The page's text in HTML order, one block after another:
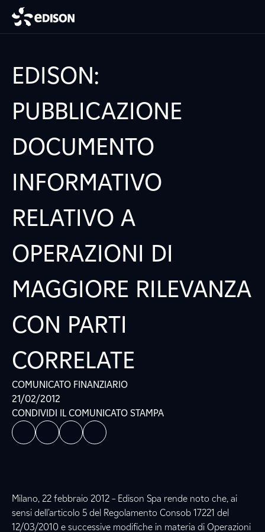
EDISON:
PUBBLICAZIONE
DOCUMENTO
INFORMATIVO
RELATIVO A
OPERAZIONI DI
MAGGIORE RILEVANZA
CON PARTI
CORRELATE
COMUNICATO FINANZIARIO
21/02/2012
CONDIVIDI IL COMUNICATO STAMPA
Milano, 22 febbraio 2012 – Edison Spa rende noto che, ai
sensi dell’articolo 5 del Regolamento Consob 17221 del
12/03/2010 e successive modifiche in materia di Operazioni